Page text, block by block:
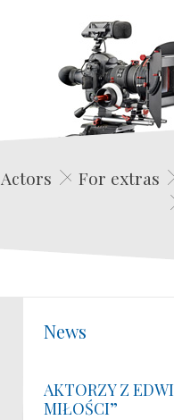
Actors For extras
News
AKTORZY Z
MIŁOŚCI”